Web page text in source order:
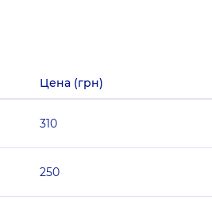
Цена (грн)
310
250